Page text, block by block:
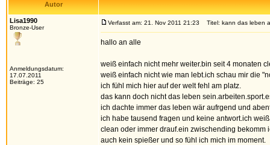
Autor
Lisa1990
Bronze-User
Anmeldungsdatum:
17.07.2011
Beiträge: 25
Verfasst am: 21. Nov 2011 21:23 Titel: kann das leben
hallo an alle
weiß einfach nicht mehr weiter.bin seit 4 monaten
weiß einfach nicht wie man lebt.ich schau mir die
ich fühl mich hier auf der welt fehl am platz.
das kann doch nicht das leben
ich dachte immer das leben wär aufrgend und
ich habe tausend fragen und keine antwort.ich
clean oder immer drauf.ein zwischending
auch kein spießer und so fühl ich mich im moment.